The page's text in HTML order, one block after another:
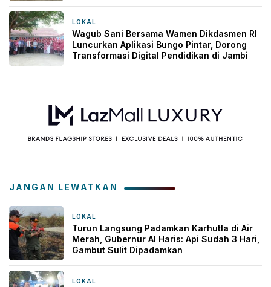
LOKAL
Wagub Sani Bersama Wamen Dikdasmen RI
Luncurkan Aplikasi Bungo Pintar, Dorong
Transformasi Digital Pendidikan di Jambi
JANGAN LEWATKAN
LOKAL
Turun Langsung Padamkan Karhutla di Air
Merah, Gubernur Al Haris: Api Sudah 3 Hari,
Gambut Sulit Dipadamkan
LOKAL